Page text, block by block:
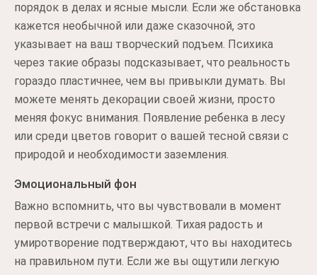
порядок в делах и ясные мысли. Если же обстановка
кажется необычной или даже сказочной, это
указывает на ваш творческий подъем. Психика
через такие образы подсказывает, что реальность
гораздо пластичнее, чем вы привыкли думать. Вы
можете менять декорации своей жизни, просто
меняя фокус внимания. Появление ребенка в лесу
или среди цветов говорит о вашей тесной связи с
природой и необходимости заземления.
Эмоциональный фон
Важно вспомнить, что вы чувствовали в момент
первой встречи с малышкой. Тихая радость и
умиротворение подтверждают, что вы находитесь
на правильном пути. Если же вы ощутили легкую